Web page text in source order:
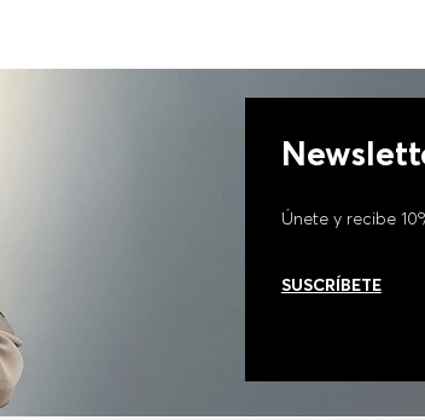
Únete y recibe
SUSCRÍBETE